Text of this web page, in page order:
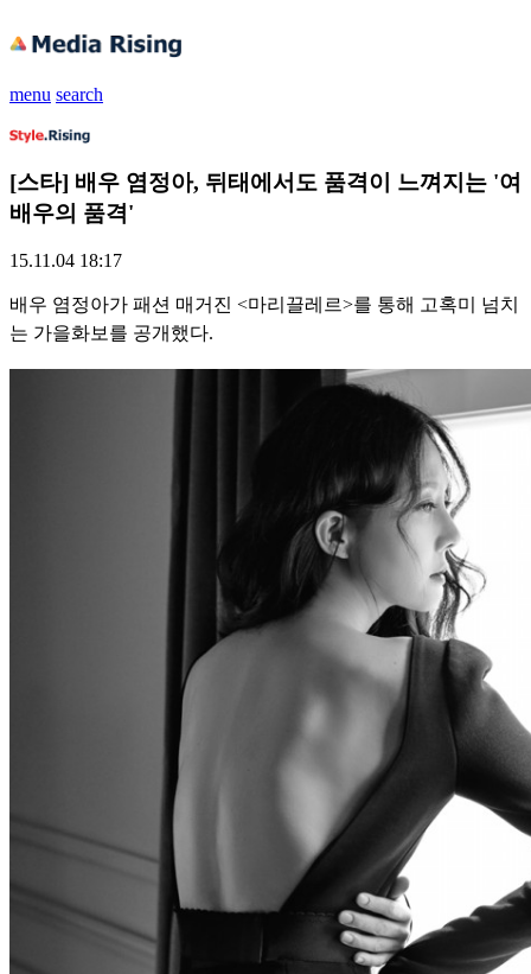
menu search
[스타] 배우 염정아, 뒤태에서도 품격이 느껴지는 '여
배우의 품격'
15.11.04 18:17
배우 염정아가 패션 매거진 <마리끌레르>를 통해 고혹미 넘치
는 가을화보를 공개했다.